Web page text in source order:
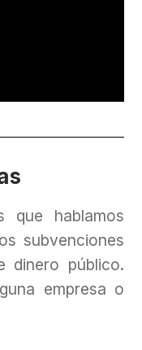
que hablamos
subvenciones
dinero público.
empresa o